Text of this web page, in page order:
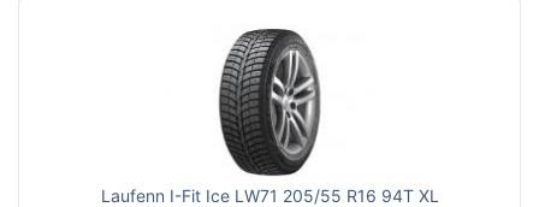
Laufenn I-Fit Ice LW71 205/55 R16 94T XL